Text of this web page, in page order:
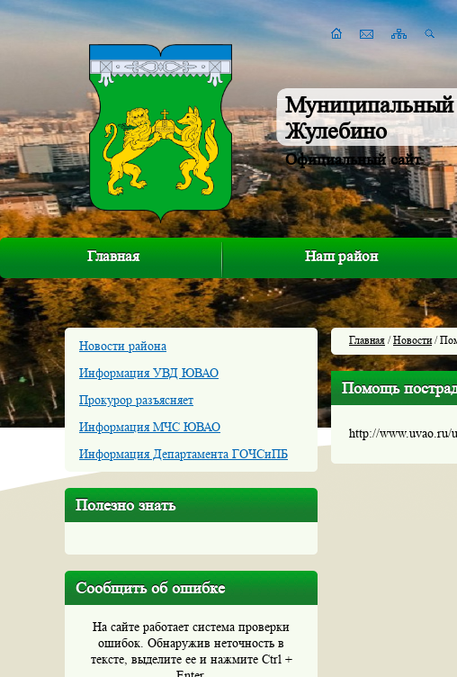
Жулебино
Официальный сайт
Главная Наш район
Новости района
Информация УВД ЮВАО
Прокурор разъясняет
Информация МЧС ЮВАО
Информация Департамента ГОЧСиПБ
Полезно знать
Сообщить об ошибке
На сайте работает система проверки
ошибок. Обнаружив неточность в
тексте, выделите ее и нажмите Ctrl +
Главная /Новости/
Помощь
http://www.uvao.ru/